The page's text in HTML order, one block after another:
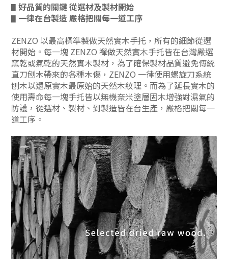
▋ 好品質的關鍵 從選材及製材開始
▋ 一律在台製造 嚴格把關每一道工序
ZENZO 以最高標準製做天然實木手托，所有的細節從選
材開始。每一塊 ZENZO 禪做天然實木手托皆在台灣嚴選
窯乾或氣乾的天然實木製材，為了確保製材品質避免傳統
直刀刨木帶來的各種木傷，ZENZO 一律使用螺旋刀系統
刨木以還原實木最原始的天然木紋理。而為了延長實木的
使用壽命每一塊手托皆以無機奈米塗層固木增強對濕氣的
防護，從選材、製材、到製造皆在台生產，嚴格把關每一
道工序。